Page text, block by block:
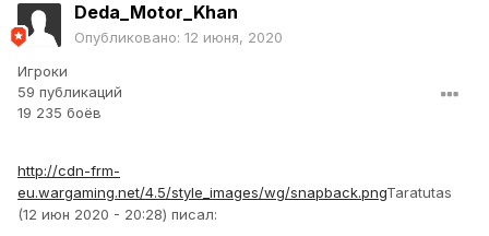
Deda_Motor_Khan
Опубликовано: 12 июня, 2020
Игроки
59 публикаций
19 235 боёв
http://cdn-frm-
eu.wargaming.net/4.5/style_images/wg/snapback.pngTaratutas
(12 июн 2020 - 20:28) писал: